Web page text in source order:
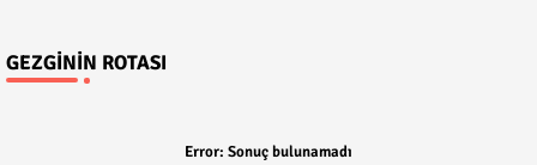
GEZGININ ROTASI
Error: Sonuç bulunamadı